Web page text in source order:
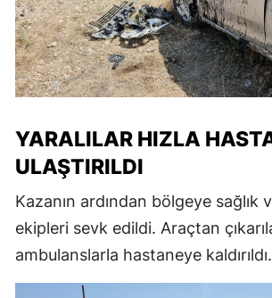
YARALILAR HIZLA
ULAŞTIRILDI
Kazanın ardından bölgeye sağlık
ekipleri sevk edildi. Araçtan
ambulanslarla hastaneye kaldırıldı.